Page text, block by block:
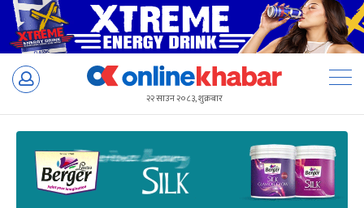
Skip
२२ साउन २०८३, शुक्रबार